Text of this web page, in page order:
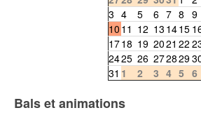
3 4 5 6 7 8 9
10 11 12 13 1415
1718 19 2021 22
2425 26 272829
31 1 2 3 4 5 6
Bals et animations